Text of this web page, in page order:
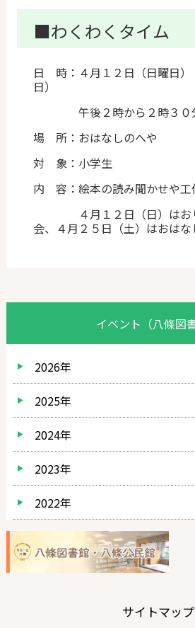
■わくわくタイム
日 時：４月１２日（日曜日）
日）
午後２時から２時３０
場 所：おはなしのへや
対 象：小学生
内 容：絵本の読み聞かせや工
４月１２日（日）はおり
会、４月２５日（土）はおは
イベント（八條図書
2026年
2025年
2024年
2023年
2022年
サイトマップ